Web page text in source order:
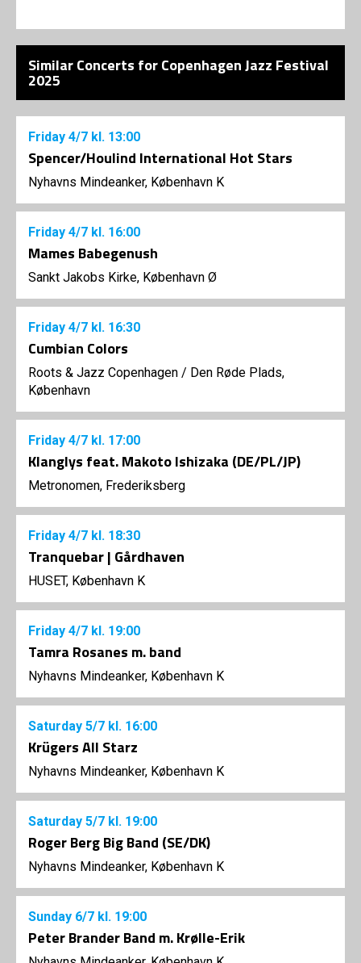
Similar Concerts for Copenhagen Jazz Festival
2025
Friday 4/7 kl. 13:00
Spencer/Houlind International Hot Stars
Nyhavns Mindeanker, København K
Friday 4/7 kl. 16:00
Mames Babegenush
Sankt Jakobs Kirke, København Ø
Friday 4/7 kl. 16:30
Cumbian Colors
Roots & Jazz Copenhagen / Den Røde Plads,
København
Friday 4/7 kl. 17:00
Klanglys feat. Makoto Ishizaka (DE/PL/JP)
Metronomen, Frederiksberg
Friday 4/7 kl. 18:30
Tranquebar | Gårdhaven
HUSET, København K
Friday 4/7 kl. 19:00
Tamra Rosanes m. band
Nyhavns Mindeanker, København K
Saturday 5/7 kl. 16:00
Krügers All Starz
Nyhavns Mindeanker, København K
Saturday 5/7 kl. 19:00
Roger Berg Big Band (SE/DK)
Nyhavns Mindeanker, København K
Sunday 6/7 kl. 19:00
Peter Brander Band m. Krølle-Erik